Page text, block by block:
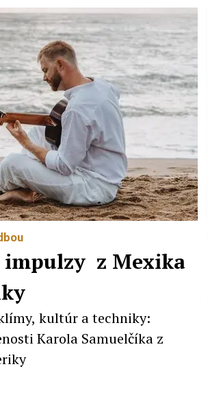
impulzy z Mexika
kultúr a techniky:
Karola Samuelčíka z